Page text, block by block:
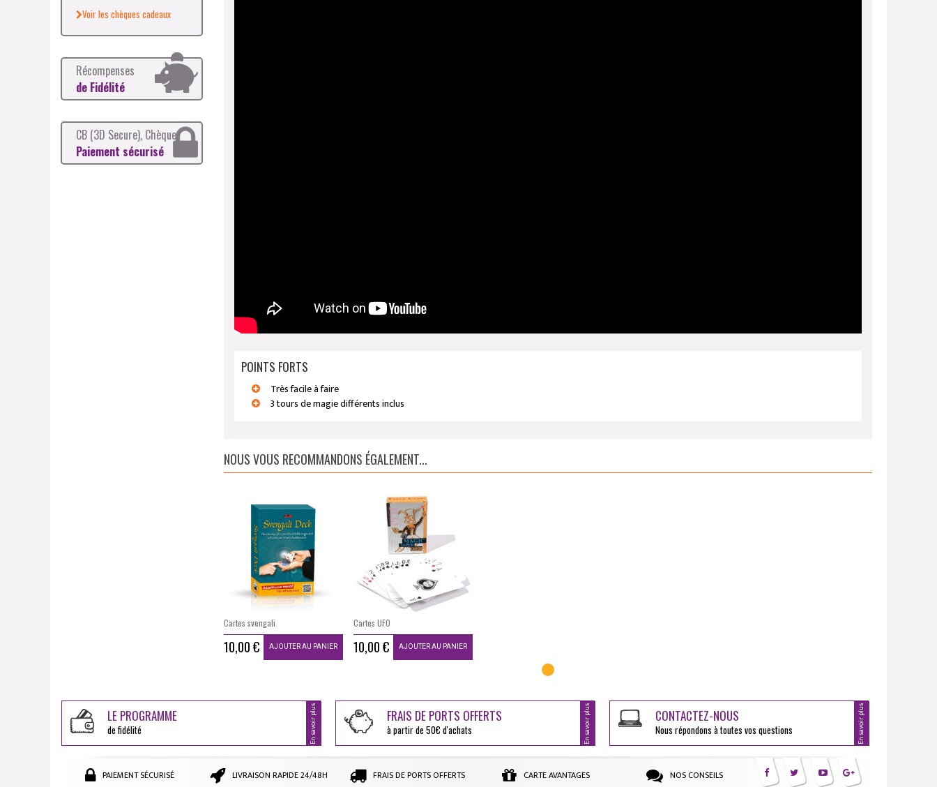
Voir les chèques cadeaux
Récompenses
de Fidélité
CB (3D Secure), Chèque
Paiement sécurisé
POINTS FORTS
Très facile à faire
3 tours de magie différents inclus
NOUS VOUS RECOMMANDONS ÉGALEMENT...
Cartes svengali
10,00 € AJOUTER AU PANIER
Cartes UFO
10,00 € AJOUTER AU PANIER
LE PROGRAMME
de fidélité En savoir plus FRAIS DE PORTS OFFERTS
à partir de 50€ d'achats En savoir plus CONTACTEZ-NOUS
Nous répondons à toutes vos questions En savoir plus
PAIEMENT SÉCURISÉ LIVRAISON RAPIDE 24/48H FRAIS DE PORTS OFFERTS CARTE AVANTAGES NOS CONSEILS